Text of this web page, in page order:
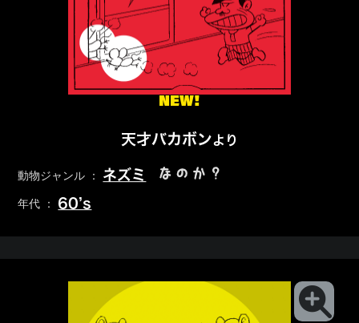
NEW!
天才バカボンより
動物ジャンル ： ネズミ なのか？
年代 ： 60’s